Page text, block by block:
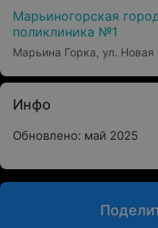
Марьиногорская
поликлиника №1
Марьина Горка, ул. Новая
Инфо
Обновлено: май 2025